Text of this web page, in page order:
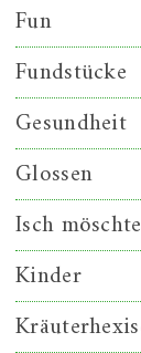
Fun
Fundstücke
Gesundheit
Glossen
Isch
Kinder